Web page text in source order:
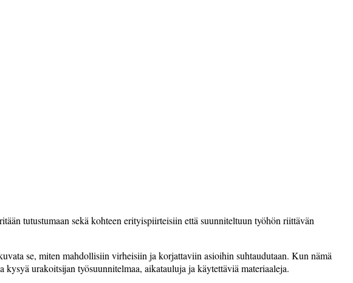
tutustumaan sekä kohteen erityispiirteisiin että suunniteltuun työhön riittävän
se, miten mahdollisiin virheisiin ja korjattaviin asioihin suhtaudutaan. Kun ­nämä
urakoitsijan työsuunnitelmaa, aikatauluja ja käytettäviä materiaaleja.